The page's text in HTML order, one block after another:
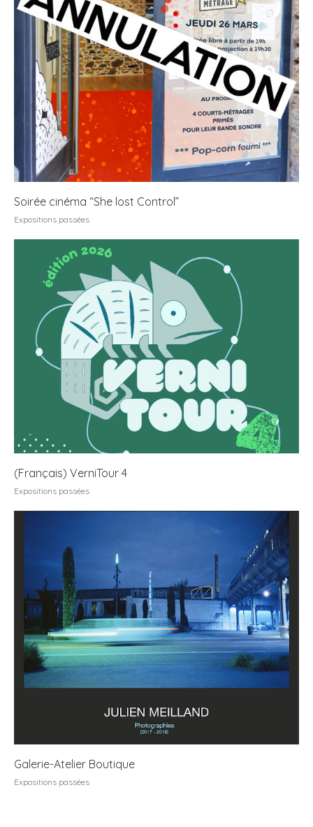
Soirée cinéma “She lost Control”
Expositions passées
(Français) VerniTour 4
Expositions passées
Galerie-Atelier Boutique
Expositions passées